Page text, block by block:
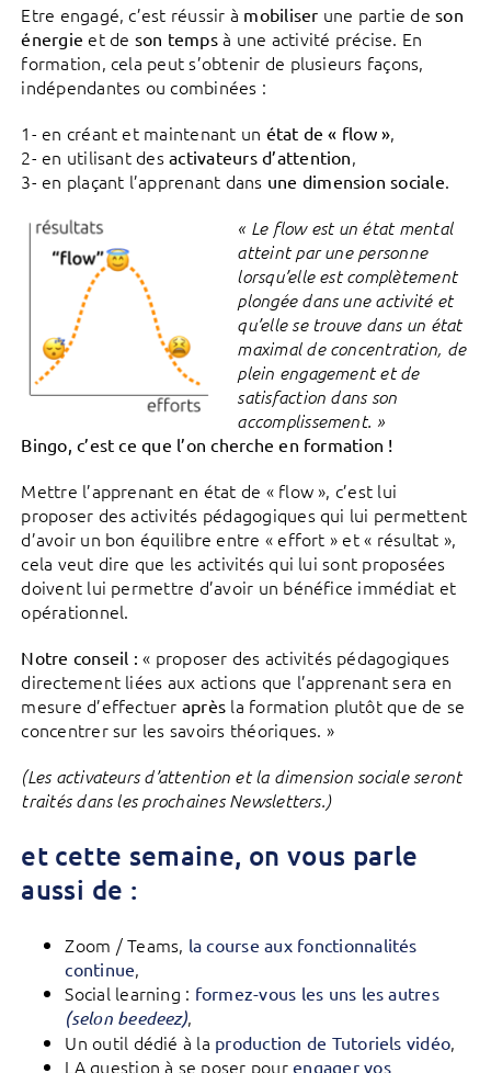
Etre engagé, c’est réussir à mobiliser une partie deson
énergie et de son tempsà une activité précise. En
formation, cela peut s’obtenir de plusieurs façons,
indépendantes ou combinées :
1- en créant et maintenant un état de « flow »,
2- en utilisant desactivateurs d’attention,
3- en plaçant l’apprenant dans une dimension sociale.
« Le flow est un état mental
atteint par une personne
lorsqu’elle est complètement
plongée dans une activité et
qu’elle se trouve dans un état
maximal de concentration, de
plein engagement et de
satisfaction dans son
accomplissement. »
Bingo, c’est ce que l’on cherche en formation !
Mettre l’apprenant en état de « flow », c’est lui
proposer des activités pédagogiques qui lui permettent
d’avoir un bon équilibre entre « effort » et « résultat »,
cela veut dire que les activités qui lui sont proposées
doivent lui permettre d’avoir un bénéfice immédiat et
opérationnel.
Notre conseil : « proposer des activités pédagogiques
directement liées aux actions que l’apprenant sera en
mesure d’effectuer après la formation plutôt que de se
concentrer sur les savoirs théoriques. »
(Les activateurs d’attention et la dimension sociale seront
traités dans les prochaines Newsletters.)
et cette semaine, on vous parle
aussi de :
Zoom / Teams, la course aux fonctionnalités
continue,
Social learning : formez-vous les uns les autres
(selon beedeez),
Un outil dédié à la production de Tutoriels vidéo,
LA question à se poser pourengager vos